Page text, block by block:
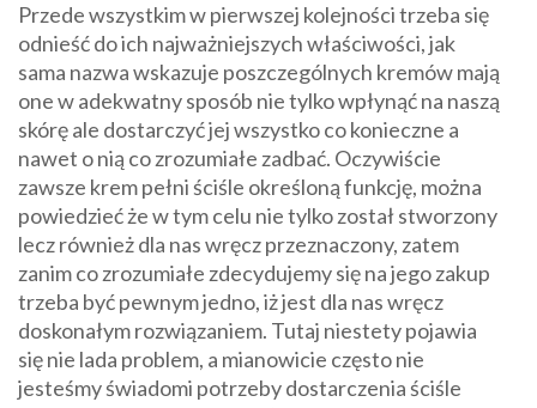
Przede wszystkim w pierwszej kolejności trzeba się
odnieść do ich najważniejszych właściwości, jak
sama nazwa wskazuje poszczególnych kremów mają
one w adekwatny sposób nie tylko wpłynąć na naszą
skórę ale dostarczyć jej wszystko co konieczne a
nawet o nią co zrozumiałe zadbać. Oczywiście
zawsze krem pełni ściśle określoną funkcję, można
powiedzieć że w tym celu nie tylko został stworzony
lecz również dla nas wręcz przeznaczony, zatem
zanim co zrozumiałe zdecydujemy się na jego zakup
trzeba być pewnym jedno, iż jest dla nas wręcz
doskonałym rozwiązaniem. Tutaj niestety pojawia
się nie lada problem, a mianowicie często nie
jesteśmy świadomi potrzeby dostarczenia ściśle